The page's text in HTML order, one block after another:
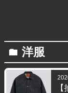
folder 洋服